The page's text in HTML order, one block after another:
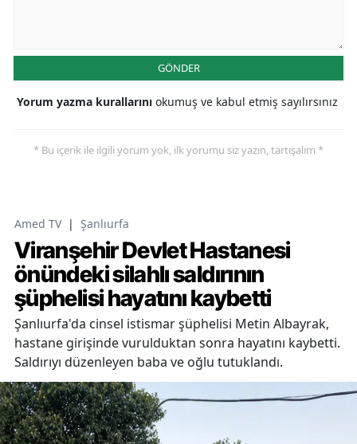
GÖNDER
Yorum yazma kurallarını okumuş ve kabul etmiş sayılırsınız
* Bu içerik ile ilgili yorum yok, ilk yorumu siz yazın, tartışalım *
Amed TV | Şanlıurfa
Viranşehir Devlet Hastanesi
önündeki silahlı saldırının
şüphelisi hayatını kaybetti
Şanlıurfa'da cinsel istismar şüphelisi Metin Albayrak,
hastane girişinde vurulduktan sonra hayatını kaybetti.
Saldırıyı düzenleyen baba ve oğlu tutuklandı.